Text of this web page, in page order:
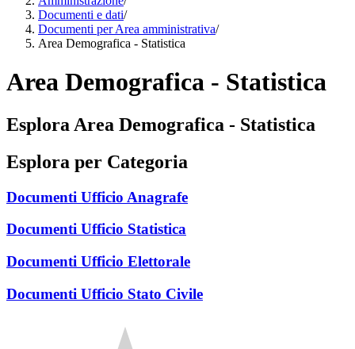
Documenti e dati/
Documenti per Area amministrativa/
Area Demografica - Statistica
Area Demografica - Statistica
Esplora Area Demografica - Statistica
Esplora per Categoria
Documenti Ufficio Anagrafe
Documenti Ufficio Statistica
Documenti Ufficio Elettorale
Documenti Ufficio Stato Civile